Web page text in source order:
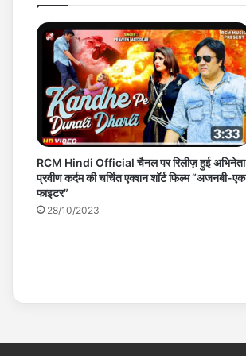
RCM Hindi Official चैनल पर रिलीज़ हुई अभिनेता
प्रवीण कर्दम की चर्चित एक्शन शॉर्ट फिल्म “अजनबी-एक
फाइटर”
28/10/2023